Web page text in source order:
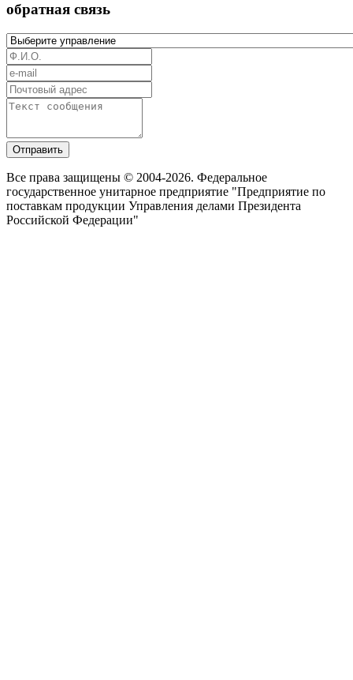
обратная связь
Отправить
Все права защищены © 2004-2026. Федеральное
государственное унитарное предприятие "Предприятие по
поставкам продукции Управления делами Президента
Российской Федерации"